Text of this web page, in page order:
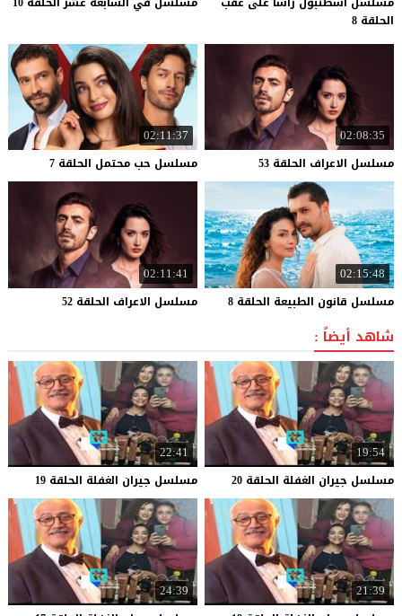
الحلقة 8
02:08:35
مسلسل الاعراف الحلقة 53
02:11:37
مسلسل حب محتمل الحلقة 7
02:15:48
مسلسل قانون الطبيعة الحلقة 8
02:11:41
مسلسل الاعراف الحلقة 52
شاهد أيضاً :
19:54
مسلسل جيران الغفلة الحلقة 20
22:41
مسلسل جيران الغفلة الحلقة 19
21:39
24:39